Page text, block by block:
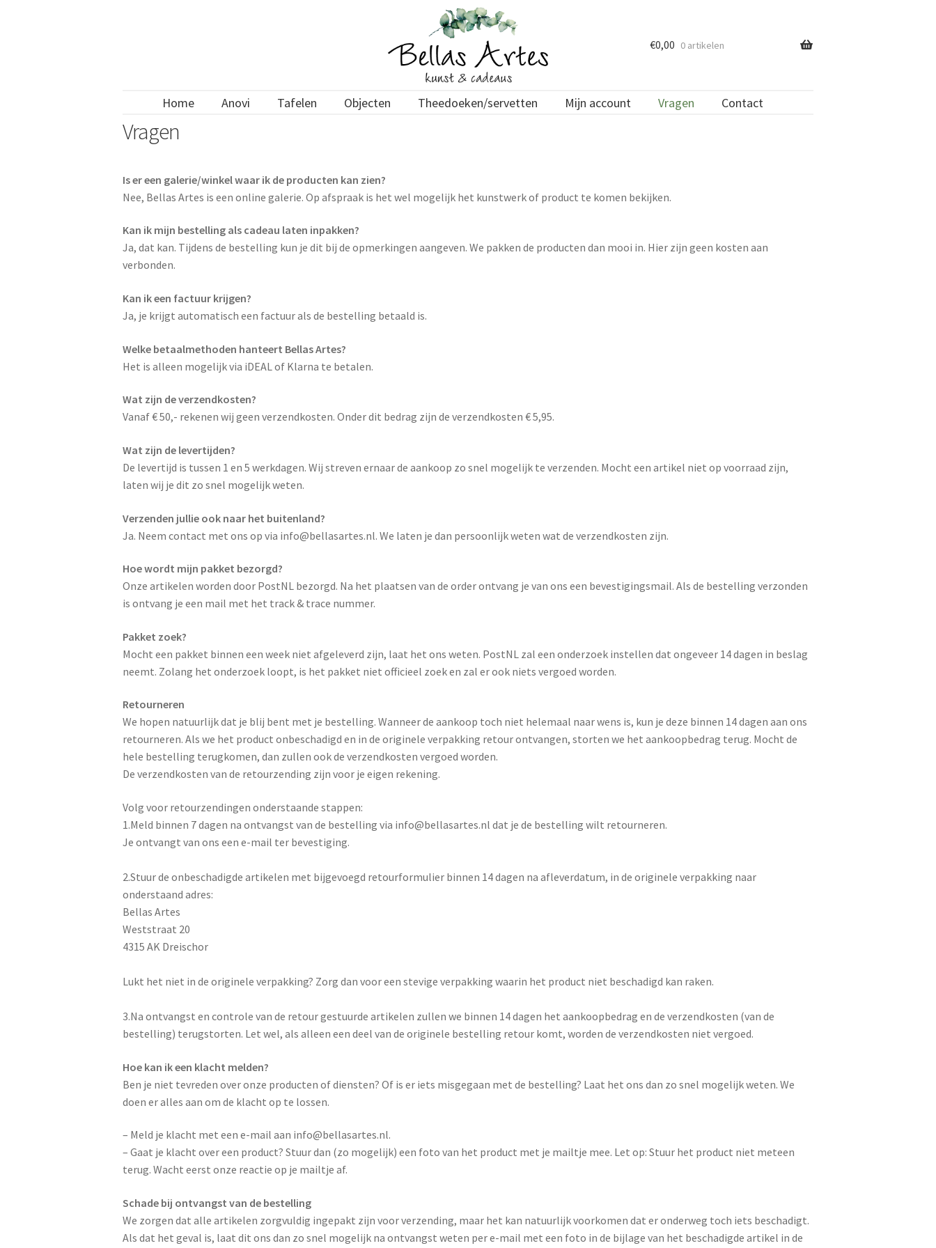
Home Anovi Tafelen Objecten Theedoeken/servetten Mijn account Vragen Contact
€0,00 0 artikelen
Vragen
Is er een galerie/winkel waar ik de producten kan zien?
Nee, Bellas Artes is een online galerie. Op afspraak is het wel mogelijk het kunstwerk of product te komen bekijken.
Kan ik mijn bestelling als cadeau laten inpakken?
Ja, dat kan. Tijdens de bestelling kun je dit bij de opmerkingen aangeven. We pakken de producten dan mooi in. Hier zijn geen kosten aan
verbonden.
Kan ik een factuur krijgen?
Ja, je krijgt automatisch een factuur als de bestelling betaald is.
Welke betaalmethoden hanteert Bellas Artes?
Het is alleen mogelijk via iDEAL of Klarna te betalen.
Wat zijn de verzendkosten?
Vanaf € 50,- rekenen wij geen verzendkosten. Onder dit bedrag zijn de verzendkosten € 5,95.
Wat zijn de levertijden?
De levertijd is tussen 1 en 5 werkdagen. Wij streven ernaar de aankoop zo snel mogelijk te verzenden. Mocht een artikel niet op voorraad zijn,
laten wij je dit zo snel mogelijk weten.
Verzenden jullie ook naar het buitenland?
Ja. Neem contact met ons op via info@bellasartes.nl. We laten je dan persoonlijk weten wat de verzendkosten zijn.
Hoe wordt mijn pakket bezorgd?
Onze artikelen worden door PostNL bezorgd. Na het plaatsen van de order ontvang je van ons een bevestigingsmail. Als de bestelling verzonden
is ontvang je een mail met het track & trace nummer.
Pakket zoek?
Mocht een pakket binnen een week niet afgeleverd zijn, laat het ons weten. PostNL zal een onderzoek instellen dat ongeveer 14 dagen in beslag
neemt. Zolang het onderzoek loopt, is het pakket niet officieel zoek en zal er ook niets vergoed worden.
Retourneren
We hopen natuurlijk dat je blij bent met je bestelling. Wanneer de aankoop toch niet helemaal naar wens is, kun je deze binnen 14 dagen aan ons
retourneren. Als we het product onbeschadigd en in de originele verpakking retour ontvangen, storten we het aankoopbedrag terug. Mocht de
hele bestelling terugkomen, dan zullen ook de verzendkosten vergoed worden.
De verzendkosten van de retourzending zijn voor je eigen rekening.
Volg voor retourzendingen onderstaande stappen:
1.Meld binnen 7 dagen na ontvangst van de bestelling via info@bellasartes.nl dat je de bestelling wilt retourneren.
Je ontvangt van ons een e-mail ter bevestiging.
2.Stuur de onbeschadigde artikelen met bijgevoegd retourformulier binnen 14 dagen na afleverdatum, in de originele verpakking naar
onderstaand adres:
Bellas Artes
Weststraat 20
4315 AK Dreischor
Lukt het niet in de originele verpakking? Zorg dan voor een stevige verpakking waarin het product niet beschadigd kan raken.
3.Na ontvangst en controle van de retour gestuurde artikelen zullen we binnen 14 dagen het aankoopbedrag en de verzendkosten (van de
bestelling) terugstorten. Let wel, als alleen een deel van de originele bestelling retour komt, worden de verzendkosten niet vergoed.
Hoe kan ik een klacht melden?
Ben je niet tevreden over onze producten of diensten? Of is er iets misgegaan met de bestelling? Laat het ons dan zo snel mogelijk weten. We
doen er alles aan om de klacht op te lossen.
– Meld je klacht met een e-mail aan info@bellasartes.nl.
– Gaat je klacht over een product? Stuur dan (zo mogelijk) een foto van het product met je mailtje mee. Let op: Stuur het product niet meteen
terug. Wacht eerst onze reactie op je mailtje af.
Schade bij ontvangst van de bestelling
We zorgen dat alle artikelen zorgvuldig ingepakt zijn voor verzending, maar het kan natuurlijk voorkomen dat er onderweg toch iets beschadigt.
Als dat het geval is, laat dit ons dan zo snel mogelijk na ontvangst weten per e-mail met een foto in de bijlage van het beschadigde artikel in de